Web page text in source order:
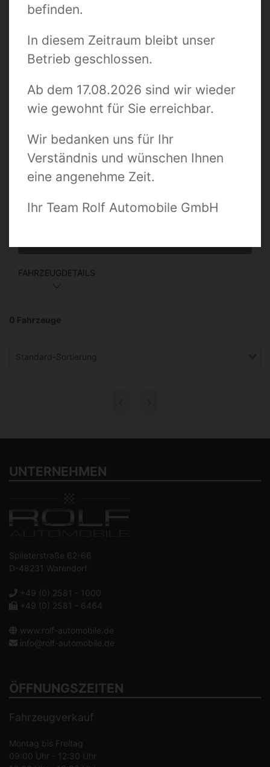
Kilometer bis
FAHRZEUGDETAILS
0 Fahrzeuge
Standard-Sortierung
UNTERNEHMEN
Splieterstraße 62-66
D-48231 Warendorf
+49 (0) 2581 - 1000
+49 (0) 2581 - 6464
www.rolf-automobile.de
info@rolf-automobile.de
ÖFFNUNGSZEITEN
Fahrzeugverkauf
Montag bis Freitag
09:00 Uhr - 12:30 Uhr
befinden.
In diesem Zeitraum bleibt unser
Betrieb geschlossen.
Ab dem 17.08.2026 sind wir wieder
wie gewohnt für Sie erreichbar.
Wir bedanken uns für Ihr
Verständnis und wünschen Ihnen
eine angenehme Zeit.
Ihr Team Rolf Automobile GmbH